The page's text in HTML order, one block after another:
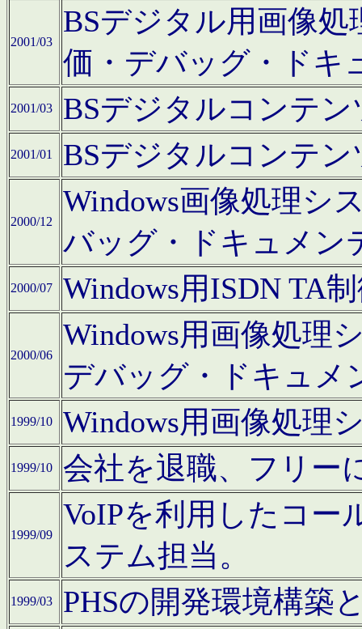
2001/03
BSデジタル用画像
価・デバッグ・ドキ
2001/03 BSデジタルコンテ
2001/01 BSデジタルコンテ
2000/12
Windows画像処理シ
バッグ・ドキュメン
2000/07 Windows用ISDN TA
2000/06
Windows用画像処理
デバッグ・ドキュメ
1999/10 Windows用画像処理
1999/10 会社を退職、フリー
1999/09
VoIPを利用したコー
ステム担当。
1999/03 PHSの開発環境構築